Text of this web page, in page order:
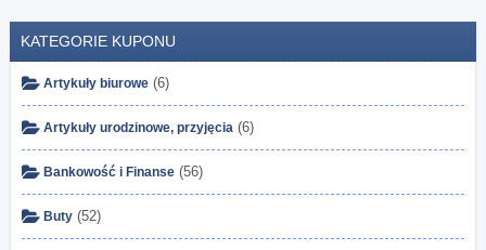
KATEGORIE KUPONU
Artykuły biurowe (6)
Artykuły urodzinowe, przyjęcia (6)
Bankowość i Finanse (56)
Buty (52)